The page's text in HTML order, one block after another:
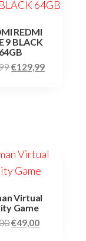
REDMI
9 BLACK
64GB
€129,99
Virtual
Game
€49,00